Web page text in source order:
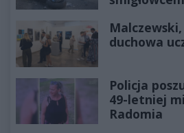
duchowa
Policja
49-letniej
Radomia